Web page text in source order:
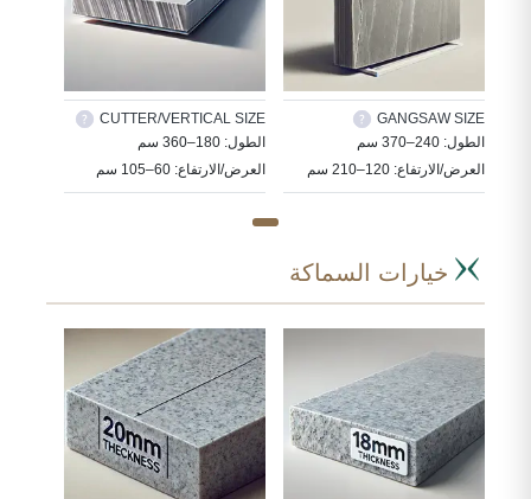
GANGSAW SIZE
الطول: 240–370 سم
العرض/الارتفاع: 120–210 سم
CUTTER/VERTICAL SIZE
الطول: 180–360 سم
العرض/الارتفاع: 60–105 سم
خيارات السماكة